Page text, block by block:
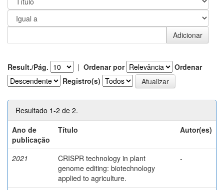
Result./Pág. | Ordenar por
Ordenar
Registro(s)
Resultado 1-2 de 2.
Ano de
publicação
Título Autor(es)
2021
CRISPR technology in plant
genome editing: biotechnology
applied to agriculture.
-